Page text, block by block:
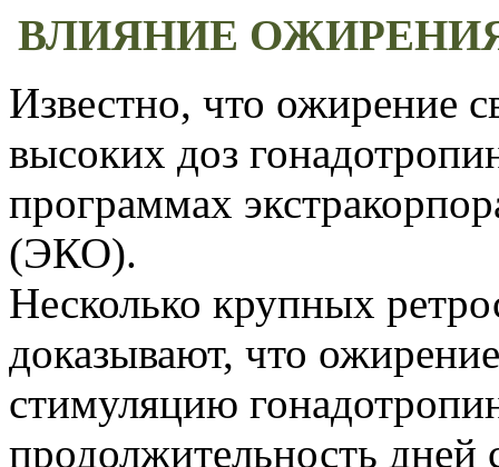
ВЛИЯНИЕ
Известно, что ожирение
высоких доз
программах
(ЭКО).
Несколько крупных
доказывают, что
стимуляцию
продолжительность дней